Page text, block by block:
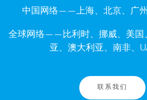
中国网络——上海、北京、广
全球网络——比利时、挪威、美国
亚、澳大利亚、南非、
联系我们